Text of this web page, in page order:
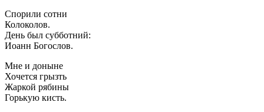
Спорили сотни
Колоколов.
День был субботний:
Иоанн Богослов.
Мне и доныне
Хочется грызть
Жаркой рябины
Горькую кисть.